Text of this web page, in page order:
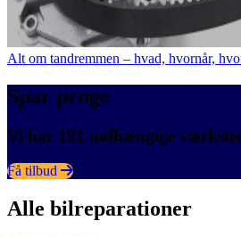
Alt om tandremmen – hvad, hvornår,
Spar penge
Vi har 191 uafhængige
Få tilbud
Alle bilreparationer